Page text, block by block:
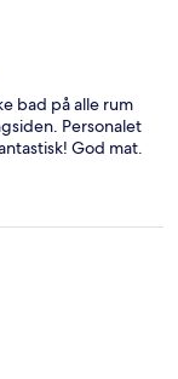
bad på alle rum
Personalet
God mat.